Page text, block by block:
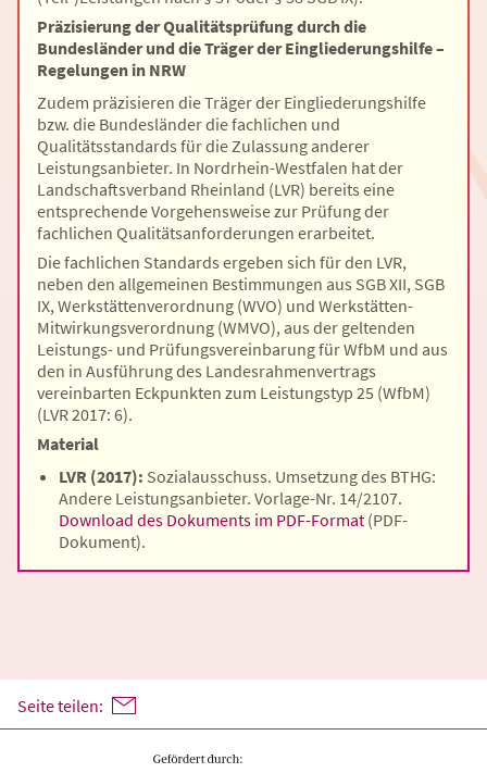
Präzisierung der Qualitätsprüfung durch die
Bundesländer und die Träger der Eingliederungshilfe –
Regelungen in NRW
Zudem präzisieren die Träger der Eingliederungshilfe
bzw. die Bundesländer die fachlichen und
Qualitätsstandards für die Zulassung anderer
Leistungsanbieter. In Nordrhein-Westfalen hat der
Landschaftsverband Rheinland (LVR) bereits eine
entsprechende Vorgehensweise zur Prüfung der
fachlichen Qualitätsanforderungen erarbeitet.
Die fachlichen Standards ergeben sich für den LVR,
neben den allgemeinen Bestimmungen aus SGB XII, SGB
IX, Werkstättenverordnung (WVO) und Werkstätten-
Mitwirkungsverordnung (WMVO), aus der geltenden
Leistungs- und Prüfungsvereinbarung für WfbM und aus
den in Ausführung des Landesrahmenvertrags
vereinbarten Eckpunkten zum Leistungstyp 25 (WfbM)
(LVR 2017: 6).
Material
LVR (2017): Sozialausschuss. Umsetzung des BTHG:
Andere Leistungsanbieter. Vorlage-Nr. 14/2107.
Download des Dokuments im PDF-Format (PDF-
Dokument).
Seite teilen: